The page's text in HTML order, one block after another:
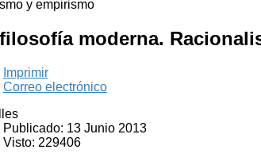
y empirismo
moderna.
Imprimir
Correo electrónico
Publicado: 13 Junio 2013
Visto: 229406